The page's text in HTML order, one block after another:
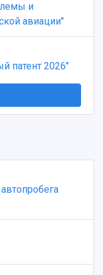
и
авиации"
патент 2026"